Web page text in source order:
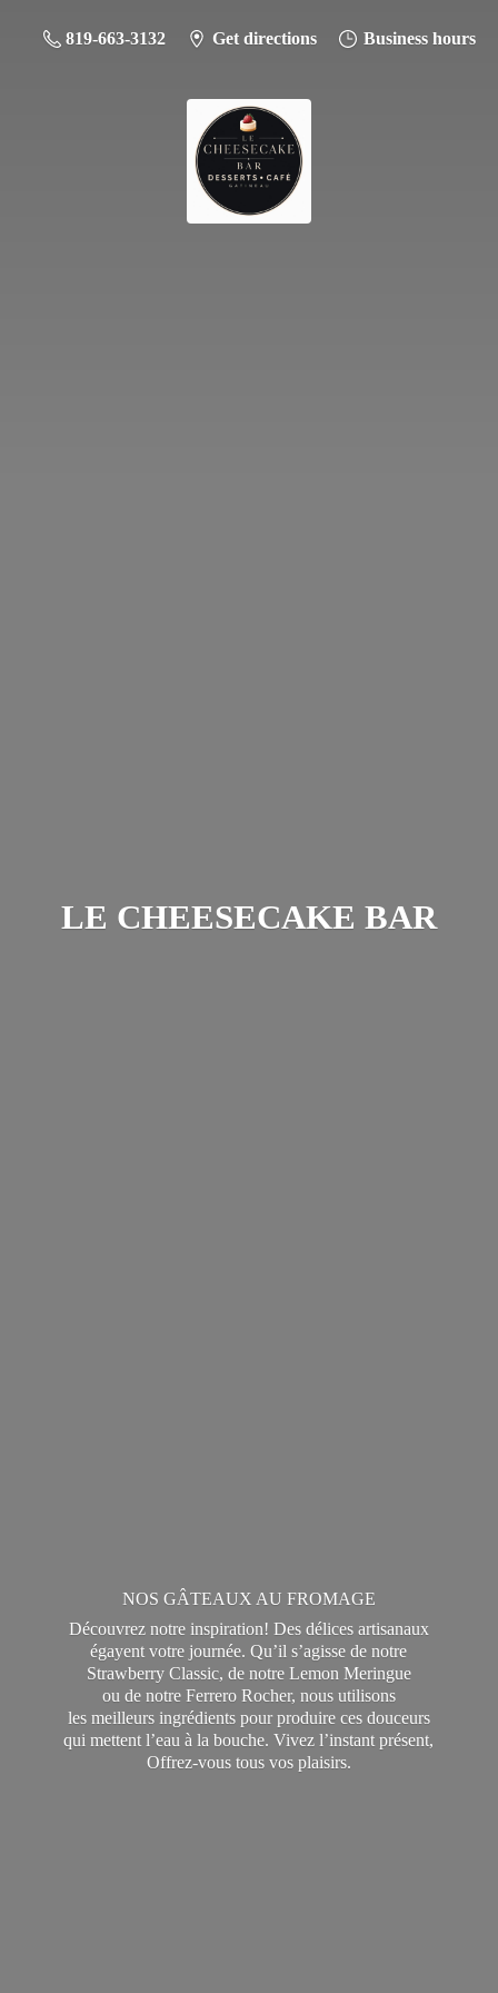
819-663-3132 Get directions Business hours
LE CHEESECAKE BAR
NOS GÂTEAUX AU FROMAGE
Découvrez notre inspiration! Des délices artisanaux
égayent votre journée. Qu’il s’agisse de notre
Strawberry Classic, de notre Lemon Meringue
ou de notre Ferrero Rocher, nous utilisons
les meilleurs ingrédients pour produire ces douceurs
qui mettent l’eau à la bouche. Vivez l’instant présent,
Offrez-vous tous vos plaisirs.